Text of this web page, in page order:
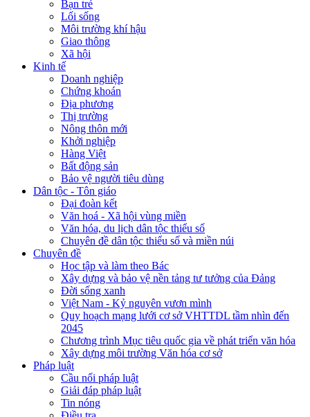
Bạn trẻ
Lối sống
Môi trường khí hậu
Giao thông
Xã hội
Kinh tế
Doanh nghiệp
Chứng khoán
Địa phương
Thị trường
Nông thôn mới
Khởi nghiệp
Hàng Việt
Bất động sản
Bảo vệ người tiêu dùng
Dân tộc - Tôn giáo
Đại đoàn kết
Văn hoá - Xã hội vùng miền
Văn hóa, du lịch dân tộc thiểu số
Chuyên đề dân tộc thiểu số và miền núi
Chuyên đề
Học tập và làm theo Bác
Xây dựng và bảo vệ nền tảng tư tưởng của Đảng
Đời sống xanh
Việt Nam - Kỷ nguyên vươn mình
Quy hoạch mạng lưới cơ sở VHTTDL tầm nhìn đến
2045
Chương trình Mục tiêu quốc gia về phát triển văn hóa
Xây dựng môi trường Văn hóa cơ sở
Pháp luật
Cầu nối pháp luật
Giải đáp pháp luật
Tin nóng